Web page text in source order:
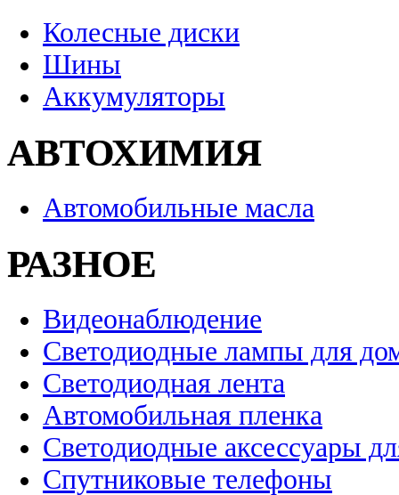
Колесные диски
Шины
Аккумуляторы
АВТОХИМИЯ
Автомобильные масла
РАЗНОЕ
Видеонаблюдение
Светодиодные лампы для
Светодиодная лента
Автомобильная пленка
Светодиодные аксессуары
Спутниковые телефоны